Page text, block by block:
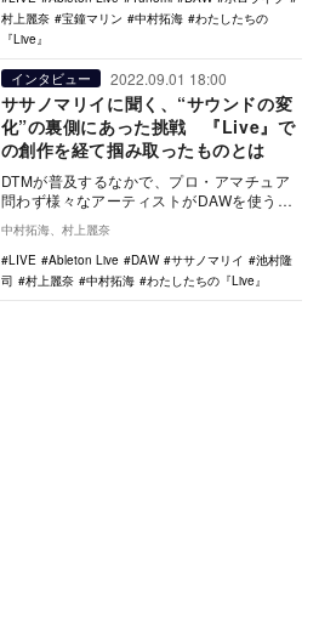
村上麗奈
宝鐘マリン 中村拓海
わたしたちの
『Live』
インタビュー 2022.09.01 18:00
ササノマリイに聞く、“サウンドの変
化”の裏側にあった挑戦 『Live』で
の創作を経て掴み取ったものとは
DTMが普及するなかで、プロ・アマチュア
問わず様々なアーティストがDAWを使うよ
うになった時代。アーティストたちはどの
ような理由…
中村拓海、村上麗奈
LIVE
Ableton Live DAW ササノマリイ
池村隆
司
村上麗奈 中村拓海 わたしたちの『Live』